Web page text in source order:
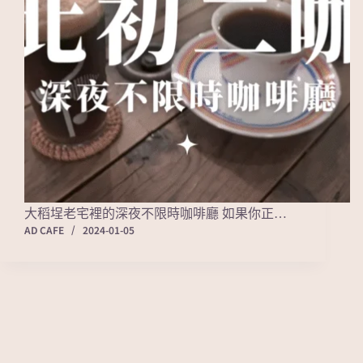
大稻埕老宅裡的深夜不限時咖啡廳 如果你正…
AD CAFE
2024-01-05